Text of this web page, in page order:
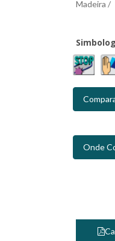
Madeira /
Onde